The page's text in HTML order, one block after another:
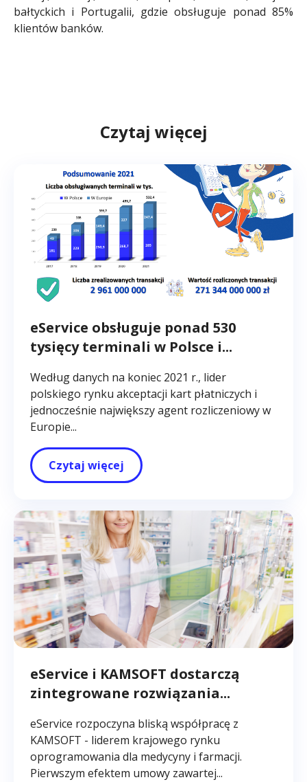
bałtyckich i Portugalii, gdzie obsługuje ponad 85%
klientów banków.
Czytaj więcej
eService obsługuje ponad 530
tysięcy terminali w Polsce i...
Według danych na koniec 2021 r., lider
polskiego rynku akceptacji kart płatniczych i
jednocześnie największy agent rozliczeniowy w
Europie...
Czytaj więcej
eService i KAMSOFT dostarczą
zintegrowane rozwiązania...
eService rozpoczyna bliską współpracę z
KAMSOFT - liderem krajowego rynku
oprogramowania dla medycyny i farmacji.
Pierwszym efektem umowy zawartej...